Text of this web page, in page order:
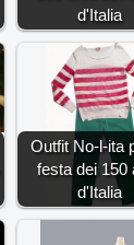
d'Italia
Outfit No-l-ita
festa dei 150
d'Italia